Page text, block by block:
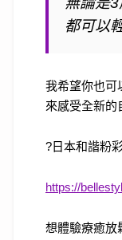
都可以
我希望你也可
來感受全新的
?日本和諧粉
https://
想體驗療癒放